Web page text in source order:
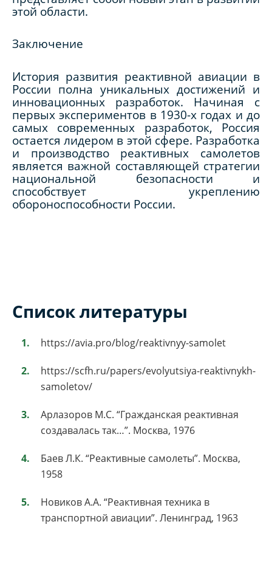
этой области.
Заключение
История развития реактивной авиации в
России полна уникальных достижений и
инновационных разработок. Начиная с
первых экспериментов в 1930-х годах и до
самых современных разработок, Россия
остается лидером в этой сфере. Разработка
и производство реактивных самолетов
является важной составляющей стратегии
национальной безопасности и
способствует укреплению
обороноспособности России.
Список литературы
https://avia.pro/blog/reaktivnyy-samolet
https://scfh.ru/papers/evolyutsiya-reaktivnykh-
samoletov/
Арлазоров М.С. “Гражданская реактивная
создавалась так…”. Москва, 1976
Баев Л.К. “Реактивные самолеты”. Москва,
1958
Новиков А.А. “Реактивная техника в
транспортной авиации”. Ленинград, 1963